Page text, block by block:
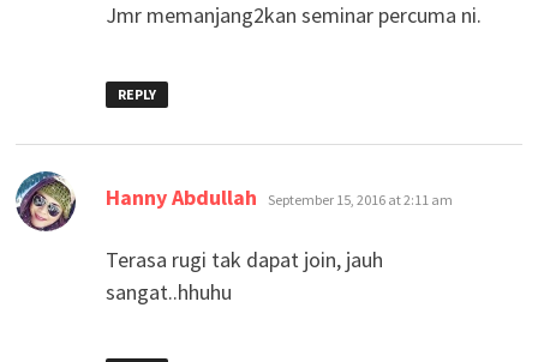
Jmr memanjang2kan seminar percuma ni.
REPLY
Hanny Abdullah says:
September 15, 2016 at 2:11 am
Terasa rugi tak dapat join, jauh
sangat..hhuhu